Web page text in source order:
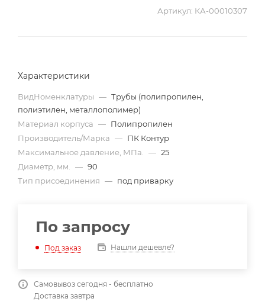
Артикул: КА-00010307
Характеристики
ВидНоменклатуры — Трубы (полипропилен,
полиэтилен, металлополимер)
Материал корпуса — Полипропилен
Производитель/Марка — ПК Контур
Максимальное давление, МПа.
— 25
Диаметр, мм.
— 90
Тип присоединения — под приварку
По запросу
Под заказ Нашли дешевле?
Самовывоз сегодня - бесплатно
Доставка завтра